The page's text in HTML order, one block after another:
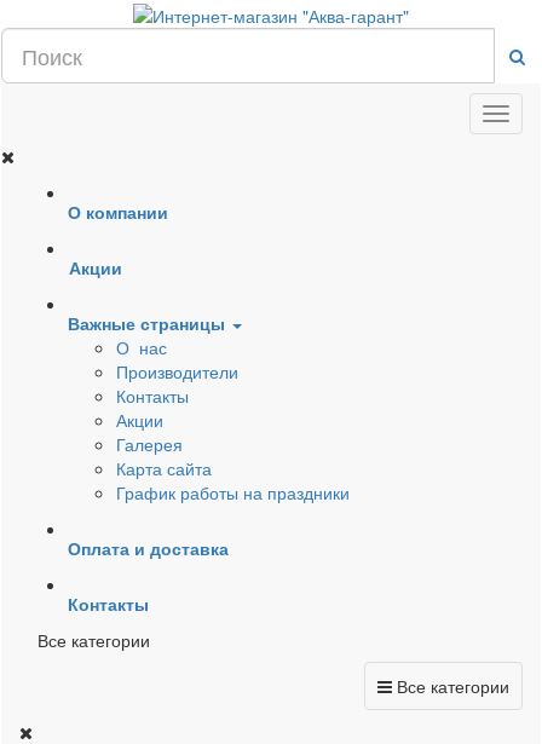
О компании
Акции
Важные страницы
О нас
Производители
Контакты
Акции
Галерея
Карта сайта
График работы на праздники
Оплата и доставка
Контакты
Все категории
Все категории